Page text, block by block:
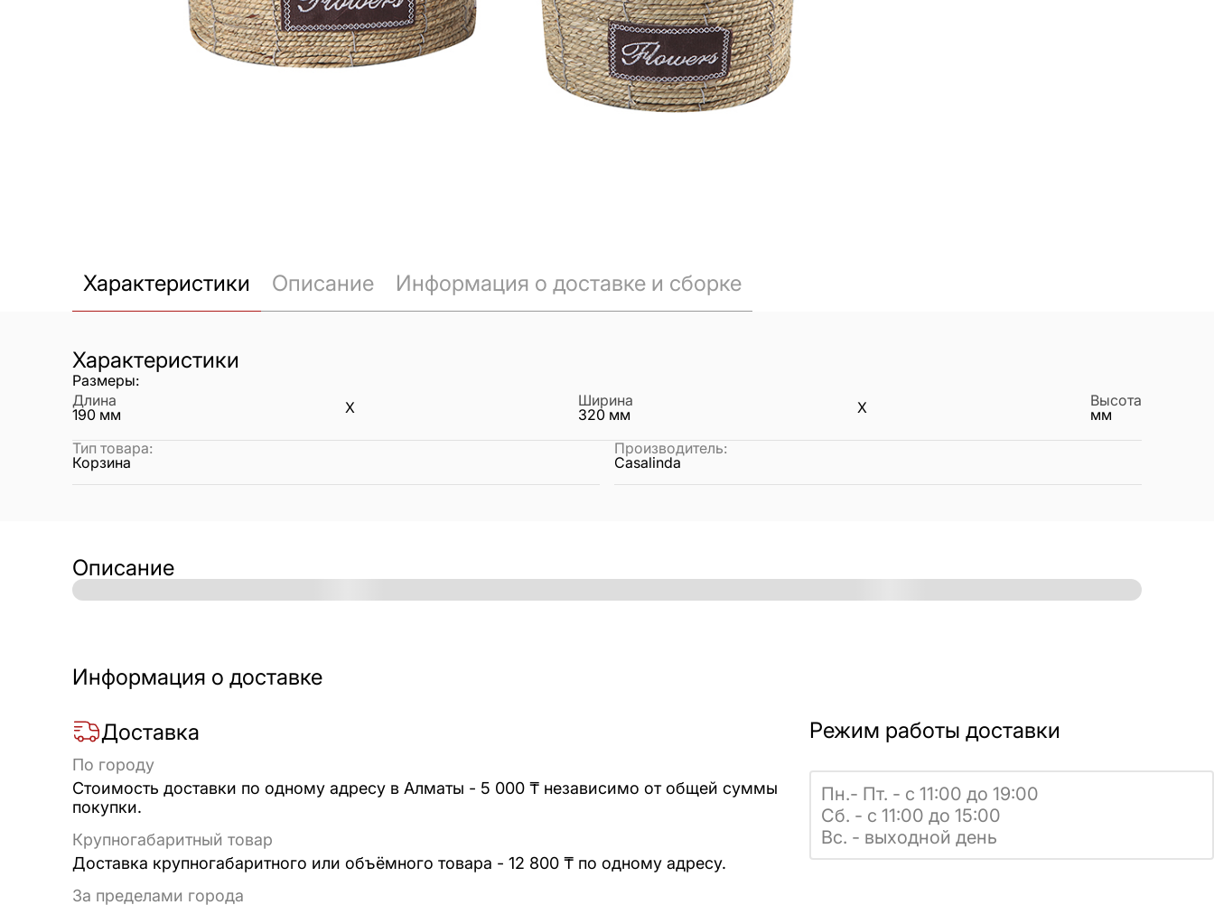
Характеристики Описание Информация о доставке и сборке
Характеристики
Размеры:
Длина
190 мм X
Ширина
320 мм X
Высота
мм
Тип товара:
Корзина
Производитель:
Casalinda
Описание
Информация о доставке
Доставка
По городу
Стоимость доставки по одному адресу в Алматы - 5 000 ₸ независимо от общей суммы
покупки.
Крупногабаритный товар
Доставка крупногабаритного или объёмного товара - 12 800 ₸ по одному адресу.
За пределами города
Режим работы доставки
Пн.- Пт. - с 11:00 до 19:00
Сб. - с 11:00 до 15:00
Вс. - выходной день